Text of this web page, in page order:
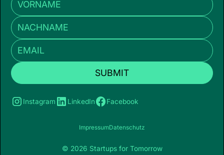
Instagram LinkedIn Facebook
© 2026 Startups for Tomorrow
ImpressumDatenschutz